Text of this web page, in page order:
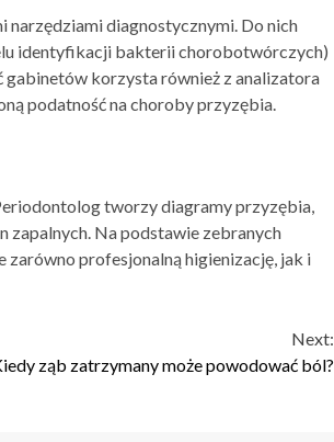
diagnostycznymi. Do nich
identyfikacji bakterii chorobotwórczych)
gabinetów korzysta również z analizatora
podatność na choroby przyzębia.
tworzy diagramy przyzębia,
zapalnych. Na podstawie zebranych
profesjonalną higienizację, jak i
Next:
ząb zatrzymany może powodować ból?